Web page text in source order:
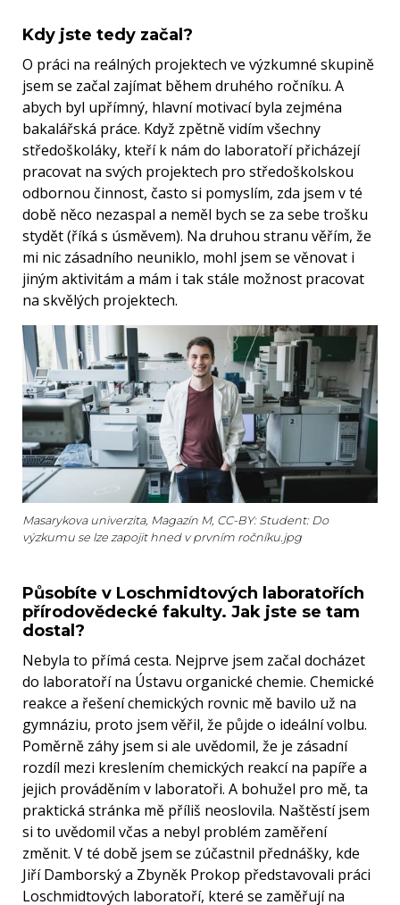
Kdy jste tedy začal?
O práci na reálných projektech ve výzkumné skupině
jsem se začal zajímat během druhého ročníku. A
abych byl upřímný, hlavní motivací byla zejména
bakalářská práce. Když zpětně vidím všechny
středoškoláky, kteří k nám do laboratoří přicházejí
pracovat na svých projektech pro středoškolskou
odbornou činnost, často si pomyslím, zda jsem v té
době něco nezaspal a neměl bych se za sebe trošku
stydět (říká s úsměvem). Na druhou stranu věřím, že
mi nic zásadního neuniklo, mohl jsem se věnovat i
jiným aktivitám a mám i tak stále možnost pracovat
na skvělých projektech.
Masarykova univerzita, Magazín M, CC-BY: Student: Do
výzkumu se lze zapojit hned v prvním ročníku.jpg
Působíte v Loschmidtových laboratořích
přírodovědecké fakulty. Jak jste se tam
dostal?
Nebyla to přímá cesta. Nejprve jsem začal docházet
do laboratoří na Ústavu organické chemie. Chemické
reakce a řešení chemických rovnic mě bavilo už na
gymnáziu, proto jsem věřil, že půjde o ideální volbu.
Poměrně záhy jsem si ale uvědomil, že je zásadní
rozdíl mezi kreslením chemických reakcí na papíře a
jejich prováděním v laboratoři. A bohužel pro mě, ta
praktická stránka mě příliš neoslovila. Naštěstí jsem
si to uvědomil včas a nebyl problém zaměření
změnit. V té době jsem se zúčastnil přednášky, kde
Jiří Damborský a Zbyněk Prokop představovali práci
Loschmidtových laboratoří, které se zaměřují na